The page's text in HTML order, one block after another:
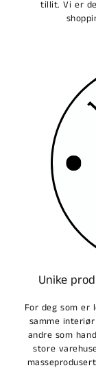
tillit. Vi er
Unike
For deg som er
samme
andre som
store